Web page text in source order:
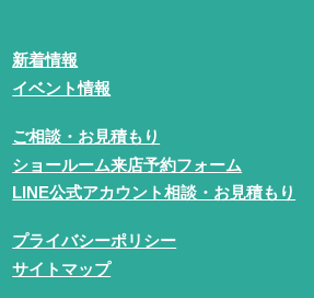
新着情報
イベント情報
ご相談・お見積もり
ショールーム来店予約フォーム
LINE公式アカウント相談・お見積もり
プライバシーポリシー
サイトマップ